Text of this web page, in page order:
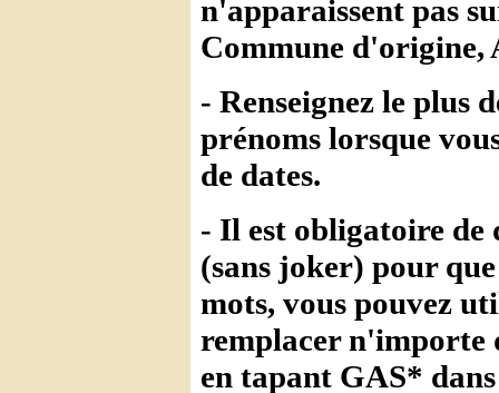
n'apparaissent pas
Commune d'origine,
- Renseignez le plus
prénoms lorsque
de dates.
- Il est obligatoire de
(sans joker) pour
mots, vous pouvez
remplacer n'importe
en tapant GAS*